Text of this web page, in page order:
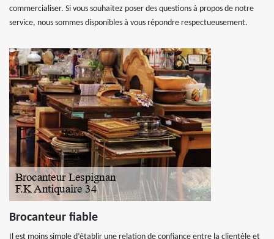
commercialiser. Si vous souhaitez poser des questions à propos de notre
service, nous sommes disponibles à vous répondre respectueusement.
Brocanteur fiable
Il est moins simple d’établir une relation de confiance entre la clientèle et